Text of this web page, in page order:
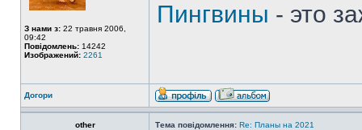
З нами з: 22 травня 2006,
09:42
Повідомлень: 14242
Изображений: 2261
Пингвины - это
Догори
other Тема повідомлення: Re: Планы на 2021